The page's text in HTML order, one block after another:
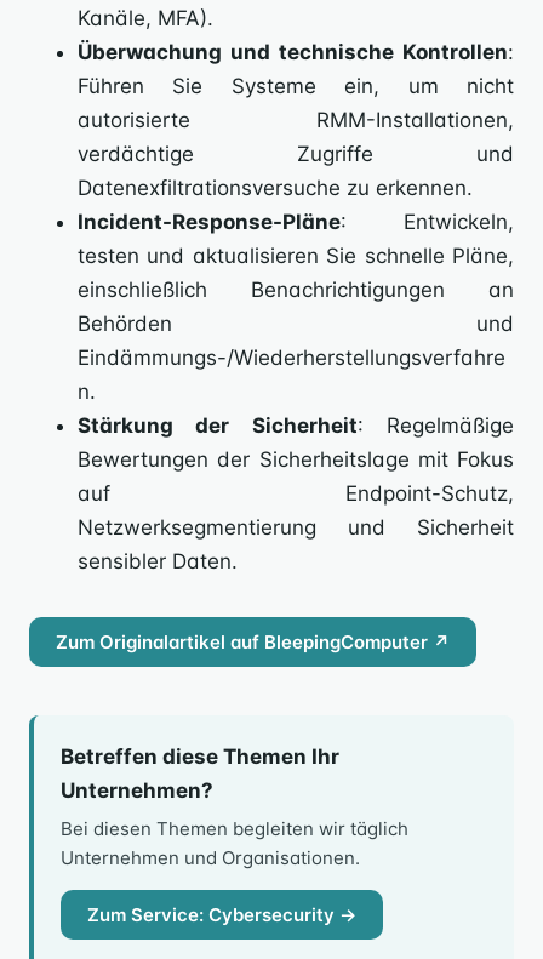
Kanäle, MFA).
Überwachung und technische Kontrollen:
Führen Sie Systeme ein, um nicht
autorisierte RMM-Installationen,
verdächtige Zugriffe und
Datenexfiltrationsversuche zu erkennen.
Incident-Response-Pläne: Entwickeln,
testen und aktualisieren Sie schnelle Pläne,
einschließlich Benachrichtigungen an
Behörden und
Eindämmungs-/Wiederherstellungsverfahre
n.
Stärkung der Sicherheit: Regelmäßige
Bewertungen der Sicherheitslage mit Fokus
auf Endpoint-Schutz,
Netzwerksegmentierung und Sicherheit
sensibler Daten.
Zum Originalartikel auf BleepingComputer ↗
Betreffen diese Themen Ihr
Unternehmen?
Bei diesen Themen begleiten wir täglich
Unternehmen und Organisationen.
Zum Service: Cybersecurity →